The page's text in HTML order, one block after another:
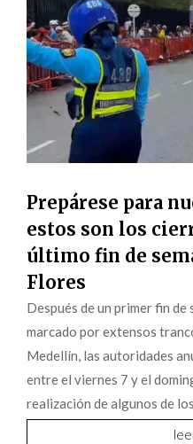
Prepárese para
estos son los
último fin de
Flores
Después de un primer fin de
marcado por extensos
Medellín, las autoridades
entre el viernes 7 y el
realización de algunos de